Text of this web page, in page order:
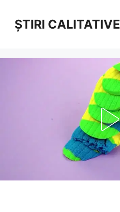
conținutȘTIRI CALITATIVE